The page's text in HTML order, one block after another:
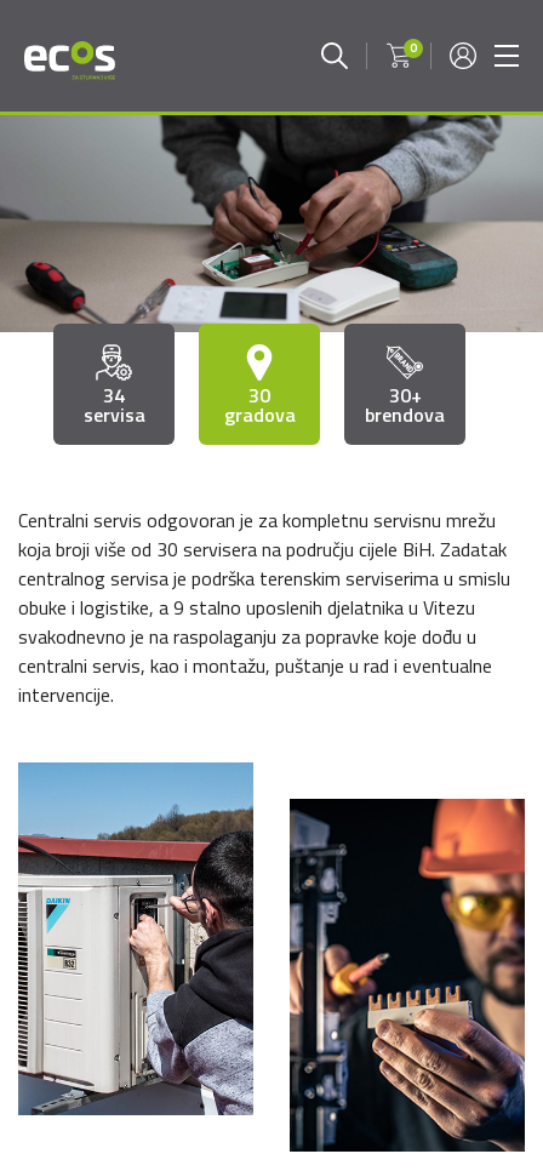
0
Servisi - Za stupanj više -
34
servisa
30
gradova
30+
brendova
Centralni servis odgovoran je za kompletnu servisnu mrežu
koja broji više od 30 servisera na području cijele BiH. Zadatak
centralnog servisa je podrška terenskim serviserima u smislu
obuke i logistike, a 9 stalno uposlenih djelatnika u Vitezu
svakodnevno je na raspolaganju za popravke koje dođu u
centralni servis, kao i montažu, puštanje u rad i eventualne
intervencije.